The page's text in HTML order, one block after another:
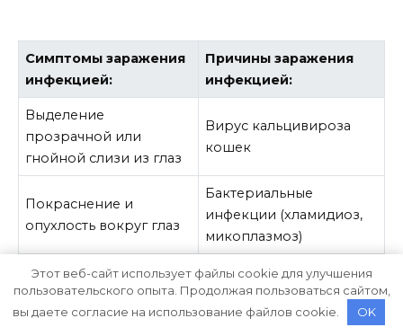
Симптомы заражения
инфекцией:
Причины заражения
инфекцией:
Выделение
прозрачной или
гнойной слизи из глаз
Вирус кальцивироза
кошек
Покраснение и
опухлость вокруг глаз
Бактериальные
инфекции (хламидиоз,
микоплазмоз)
Зуд и зачесы в области
глаз
Этот веб-сайт использует файлы cookie для улучшения
пользовательского опыта. Продолжая пользоваться сайтом,
вы даете согласие на использование файлов cookie.
OK